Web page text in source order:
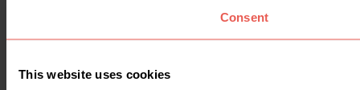
Consent
This website uses cookies